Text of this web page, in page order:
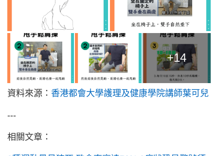
+14
資料來源： 香港都會大學護理及健康學院講師葉可兒
---
相關文章：